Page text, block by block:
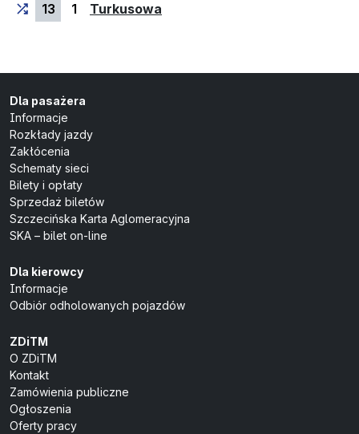
13
1 Turkusowa
Dla pasażera
Informacje
Rozkłady jazdy
Zakłócenia
Schematy sieci
Bilety i opłaty
Sprzedaż biletów
Szczecińska Karta Aglomeracyjna
SKA – bilet on-line
Dla kierowcy
Informacje
Odbiór odholowanych pojazdów
ZDiTM
O ZDiTM
Kontakt
Zamówienia publiczne
Ogłoszenia
Oferty pracy